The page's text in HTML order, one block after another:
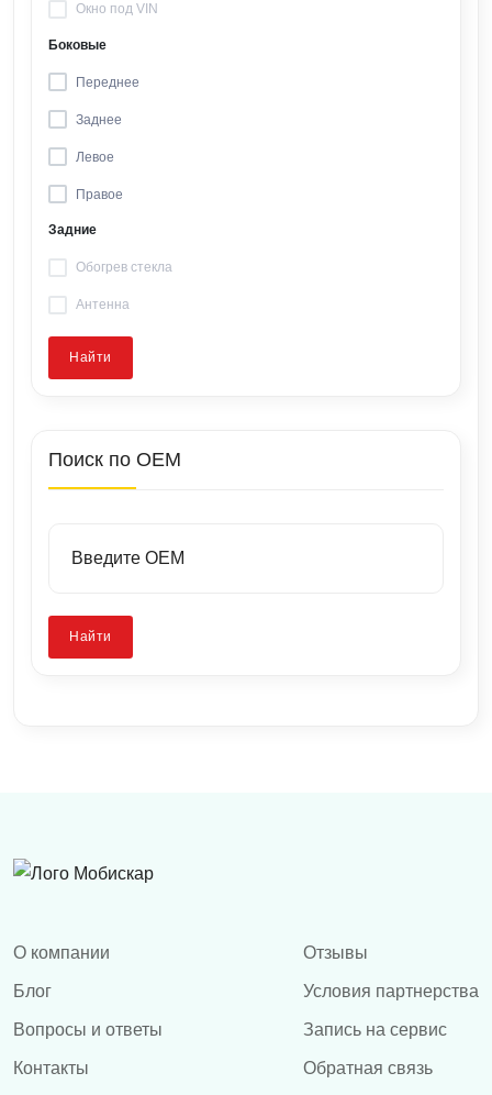
Окно под VIN
Боковые
Переднее
Заднее
Левое
Правое
Задние
Обогрев стекла
Антенна
Найти
Поиск по OEM
Найти
О компании
Блог
Вопросы и ответы
Контакты
Отзывы
Условия партнерства
Запись на сервис
Обратная связь